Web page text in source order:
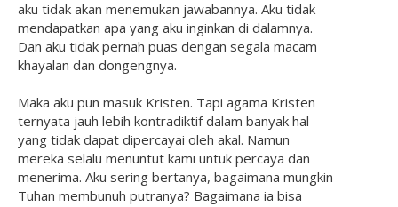
aku tidak akan menemukan jawabannya. Aku tidak
mendapatkan apa yang aku inginkan di dalamnya.
Dan aku tidak pernah puas dengan segala macam
khayalan dan dongengnya.
Maka aku pun masuk Kristen. Tapi agama Kristen
ternyata jauh lebih kontradiktif dalam banyak hal
yang tidak dapat dipercayai oleh akal. Namun
mereka selalu menuntut kami untuk percaya dan
menerima. Aku sering bertanya, bagaimana mungkin
Tuhan membunuh putranya? Bagaimana ia bisa